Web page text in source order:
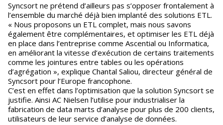
Syncsort ne prétend d’ailleurs pas s’opposer frontalement à
l’ensemble du marché déjà bien implanté des solutions ETL.
« Nous proposons un ETL complet, mais nous savons
également être complémentaires, et optimiser les ETL déjà
en place dans l’entreprise comme Ascential ou Informatica,
en améliorant la vitesse d’exécution de certains traitements
comme les jointures entre tables ou les opérations
d’agrégation », explique Chantal Saliou, directeur général de
Syncsort pour l’Europe francophone.
C’est en effet dans l’optimisation que la solution Syncsort se
justifie. Ainsi AC Nielsen l’utilise pour industrialiser la
fabrication de data marts d’analyse pour plus de 200 clients,
utilisateurs de leur service d’analyse de données.